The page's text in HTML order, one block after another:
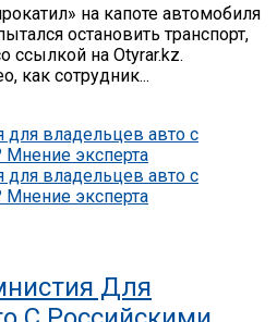
на капоте автомобиля
остановить транспорт,
ссылкой на Otyrar.kz.
как сотрудник...
Для